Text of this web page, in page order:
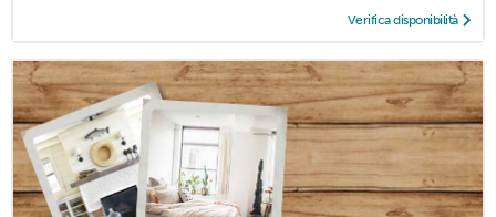
Verifica disponibilità